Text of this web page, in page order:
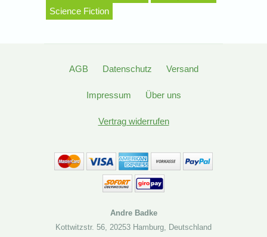
Science Fiction
AGB Datenschutz Versand
Impressum Über uns
Vertrag widerrufen
Andre Badke
Kottwitzstr. 56 20253 Hamburg Deutschland